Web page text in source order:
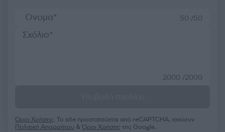
50 /50
2000 /2000
Όροι Χρήσης. Το site προστατεύεται από reCAPTCHA, ισχύουν
Πολιτική Απορρήτου &Όροι Χρήσης της Google.